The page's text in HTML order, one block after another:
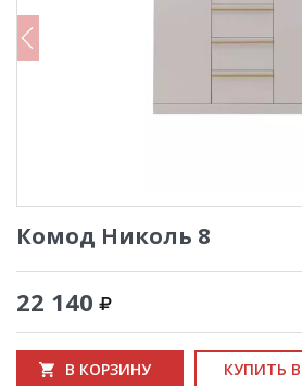
Комод Николь 8
22 140
В КОРЗИНУ
КУПИТЬ